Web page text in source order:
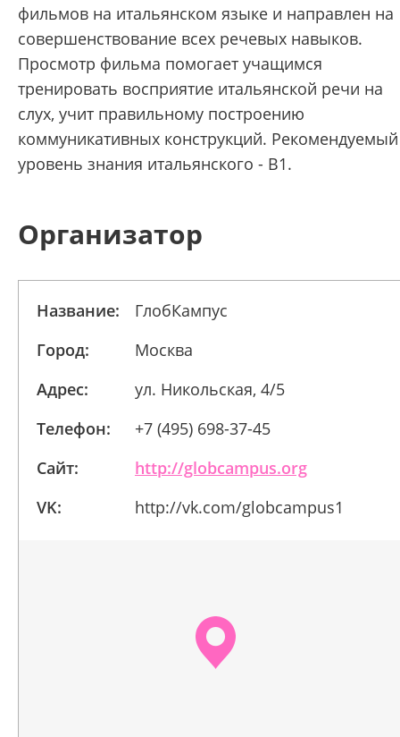
фильмов на итальянском языке и направлен на
совершенствование всех речевых навыков.
Просмотр фильма помогает учащимся
тренировать восприятие итальянской речи на
слух, учит правильному построению
коммуникативных конструкций. Рекомендуемый
уровень знания итальянского - В1.
Организатор
Название:
ГлобКампус
Город:
Москва
Адрес:
ул. Никольская, 4/5
Телефон:
+7 (495) 698-37-45
Сайт:
http://globcampus.org
VK:
http://vk.com/globcampus1